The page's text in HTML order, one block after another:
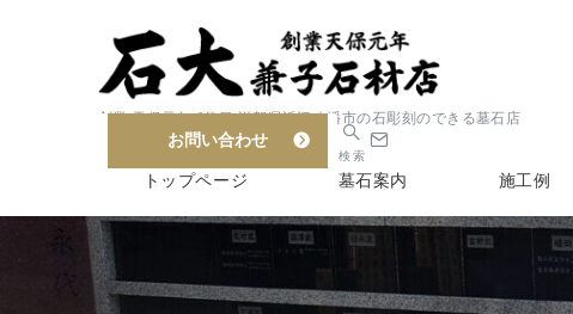
創業 天保元年 6代目 滋賀県近江八幡市の石彫刻のできる墓石店
お問い合わせ
検索
トップページ 墓石案内 施工例